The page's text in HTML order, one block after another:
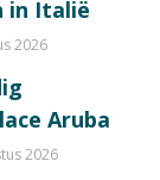
in Italië
2026
Aruba
2026